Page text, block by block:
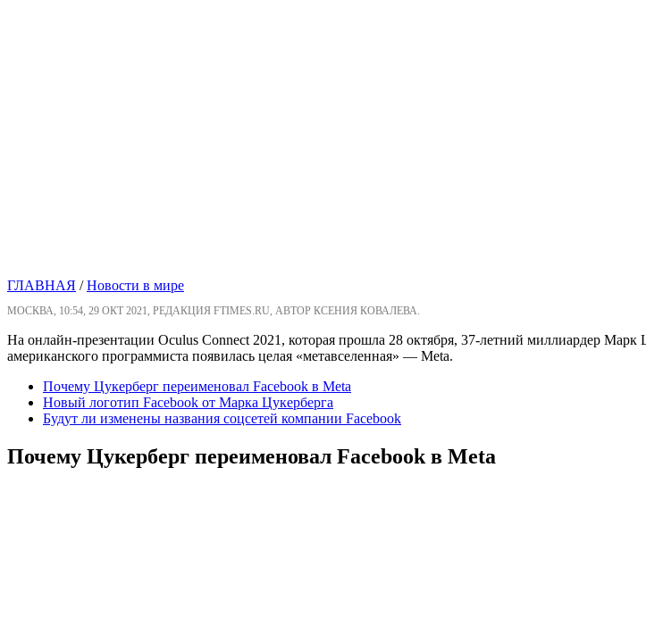
ГЛАВНАЯ /Новости в мире
МОСКВА, 10:54, 29 ОКТ 2021, РЕДАКЦИЯ FTIMES.RU, АВТОР КСЕНИЯ КОВАЛЕВА.
На онлайн-презентации Oculus Connect 2021, которая прошла 28 октября, 37-летний миллиардер
американского программиста появилась целая «метавселенная» — Meta.
Почему Цукерберг переименовал Facebook в Meta
Новый логотип Facebook от Марка Цукерберга
Будут ли изменены названия соцсетей компании Facebook
Почему Цукерберг переименовал Facebook в Meta